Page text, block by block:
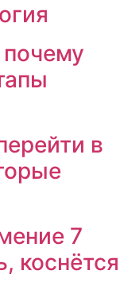
в
7
коснётся